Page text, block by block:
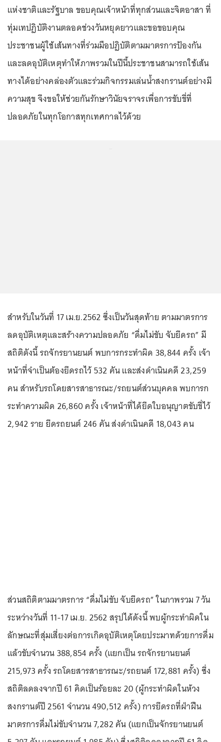
แห่งชาติและรัฐบาล ขอบคุณเจ้าหน้าที่ทุกส่วนและจิตอาสา ที่
ทุ่มเทปฏิบัติงานตลอดช่วงวันหยุดยาวและขอขอบคุณ
ประชาชนผู้ใช้เส้นทางที่ร่วมมือปฏิบัติตามมาตรการป้องกัน
และลดอุบัติเหตุทำให้ภาพรวมในปีนี้ประชาชนสามารถใช้เส้น
ทางได้อย่างคล่องตัวและร่วมกิจกรรมเล่นน้ำสงกรานต์อย่างมี
ความสุข จึงขอให้ช่วยกันรักษาวินัยจราจรเพื่อการขับขี่ที่
ปลอดภัยในทุกโอกาสทุกเทศกาลไว้ด้วย
สำหรับในวันที่ 17 เม.ย.2562 ซึ่งเป็นวันสุดท้าย ตามมาตรการ
ลดอุบัติเหตุและสร้างความปลอดภัย “ดื่มไม่ขับ จับยึดรถ” มี
สถิติดังนี้ รถจักรยานยนต์ พบการกระทำผิด 38,844 ครั้ง เจ้า
หน้าที่จำเป็นต้องยึดรถไว้ 532 คัน และส่งดำเนินคดี 23,259
คน สำหรับรถโดยสารสาธารณะ/รถยนต์ส่วนบุคคล พบการก
ระทำความผิด 26,860 ครั้ง เจ้าหน้าที่ได้ยึดใบอนุญาตขับขี่ไว้
2,942 ราย ยึดรถยนต์ 246 คัน ส่งดำเนินคดี 18,043 คน
ส่วนสถิติตามมาตรการ “ดื่มไม่ขับ จับยึดรถ” ในภาพรวม 7 วัน
ระหว่างวันที่ 11-17 เม.ย. 2562 สรุปได้ดังนี้ พบผู้กระทำผิดใน
ลักษณะที่สุ่มเสี่ยงต่อการเกิดอุบัติเหตุโดยประมาทด้วยการดื่ม
แล้วขับจำนวน 388,854 ครั้ง (แยกเป็น รถจักรยานยนต์
215,973 ครั้ง รถโดยสารสาธารณะ/รถยนต์ 172,881 ครั้ง) ซึ่ง
สถิติลดลงจากปี 61 คิดเป็นร้อยละ 20 (ผู้กระทำผิดในห้วง
สงกรานต์ปี 2561 จำนวน 490,512 ครั้ง) การยึดรถที่ฝ่าฝืน
มาตรการดื่มไม่ขับจำนวน 7,282 คัน (แยกเป็นจักรยานยนต์